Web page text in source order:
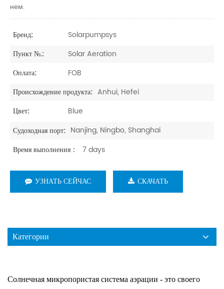
нем.
Бренд:
Solarpumpsys
Пункт №.:
Solar Aeration
Оплата:
FOB
Происхождение продукта: Anhui, Hefei
Цвет:
Blue
Судоходная порт: Nanjing, Ningbo, Shanghai
Время выполнения：
7 days
УЗНАТЬ СЕЙЧАС СКАЧАТЬ
Категории
Солнечная микропористая система аэрации - это своего